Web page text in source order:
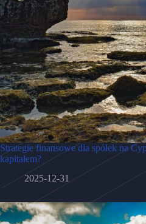
Strategie finansowe dla spółek na
kapitałem?
2025-12-31